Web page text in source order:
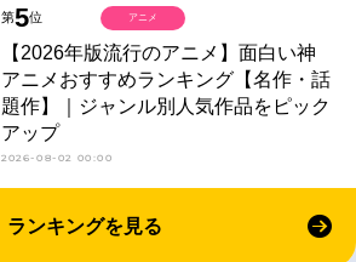
第5位
【2026年版流行のアニメ】面白い神
アニメおすすめランキング【名作・話
題作】｜ジャンル別人気作品をピック
アップ
2026-08-02 00:00
アニメ
ランキングを見る